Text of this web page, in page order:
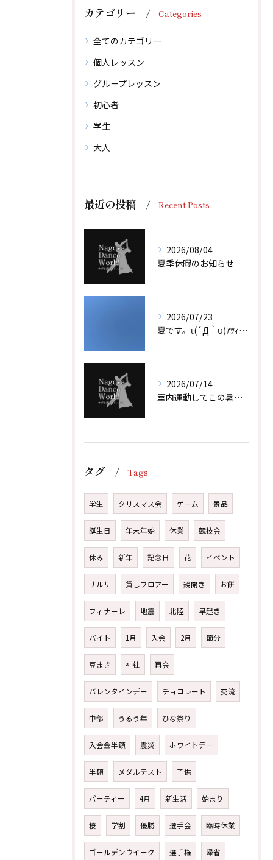
カテゴリー Categories
全てのカテゴリー
個人レッスン
グループレッスン
初心者
学生
大人
最近の投稿 Recent Posts
2026/08/04
夏季休暇のお知らせ
2026/07/23
夏です。ι(´Д｀υ)ｱﾂｨｰ！！
2026/07/14
室内運動してこの暑い夏を乗り越えよう！！
タグ Tags
学生 クリスマス会 ゲーム 景品
誕生日 年末年始 休業 競技会
休み 新年 記念日 花 イベント
サルサ 貸しフロアー 鏡開き お餅
フィナーレ 地震 北陸 早起き
バイト 1月 入会 2月 節分
豆まき 神社 再会
バレンタインデー チョコレート 交流
中部 うるう年 ひな祭り
入会金半額 震災 ホワイトデー
半額 メダルテスト 子供
パーティー 4月 新生活 始まり
桜 学割 優勝 選手会 臨時休業
ゴールデンウイーク 選手権 帰省
体験レッスン後、その場でご入会で1,000円引！
無料体験レッスンはこちらから
体験レッスン後、その場でご入会で1,000円引！
無料体験レッスンはこちらから